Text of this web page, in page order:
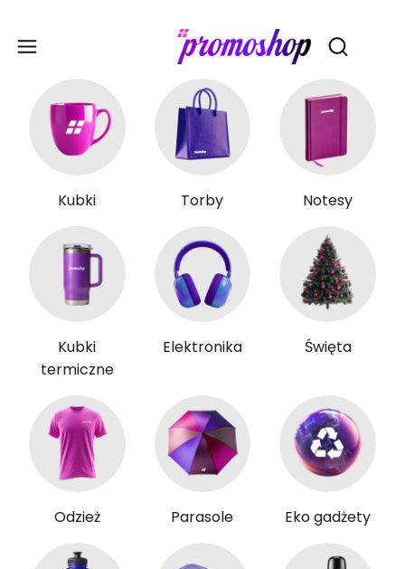
Otwórz
Kubki Torby Notesy
Kubki
termiczne
Elektronika Święta
Odzież Parasole Eko gadżety